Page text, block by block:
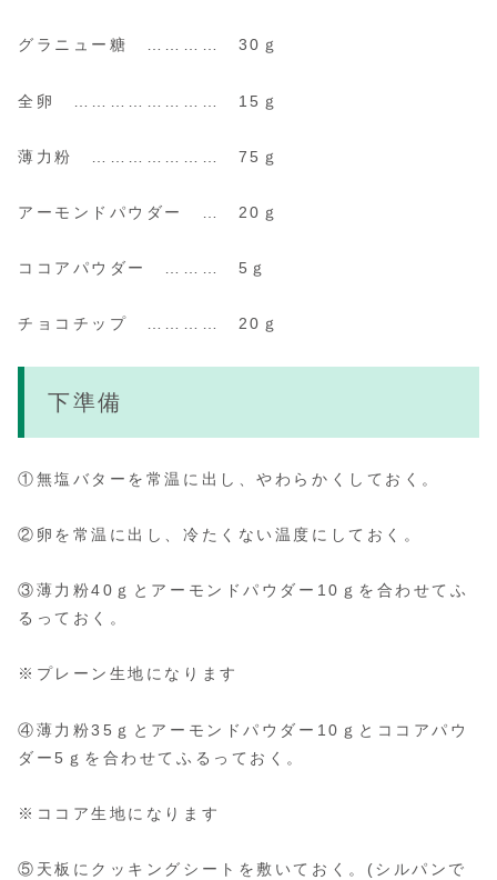
グラニュー糖 ………… 30ｇ
全卵 …………………… 15ｇ
薄力粉 ………………… 75ｇ
アーモンドパウダー … 20ｇ
ココアパウダー ……… 5ｇ
チョコチップ ………… 20ｇ
下準備
①無塩バターを常温に出し、やわらかくしておく。
②卵を常温に出し、冷たくない温度にしておく。
③薄力粉40ｇとアーモンドパウダー10ｇを合わせてふ
るっておく。
※プレーン生地になります
④薄力粉35ｇとアーモンドパウダー10ｇとココアパウ
ダー5ｇを合わせてふるっておく。
※ココア生地になります
⑤天板にクッキングシートを敷いておく。(シルパンで